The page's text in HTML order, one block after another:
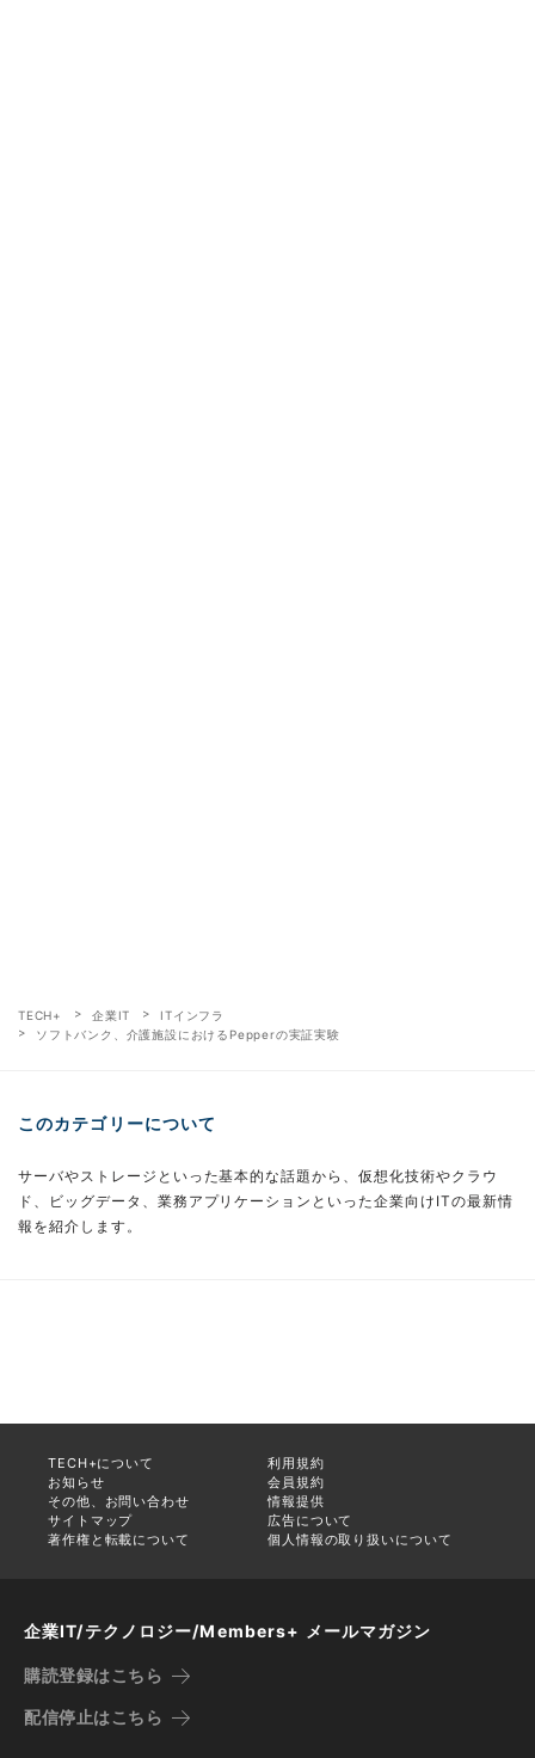
TECH+ 企業IT
ITインフラ
ソフトバンク、介護施設におけるPepperの実証実験
このカテゴリーについて
サーバやストレージといった基本的な話題から、仮想化技術やクラウ
ド、ビッグデータ、業務アプリケーションといった企業向けITの最新情
報を紹介します。
TECH+について
利用規約
お知らせ
会員規約
その他、お問い合わせ
情報提供
サイトマップ
広告について
著作権と転載について
個人情報の取り扱いについて
企業IT/テクノロジー/Members+ メールマガジン
購読登録はこちら
配信停止はこちら